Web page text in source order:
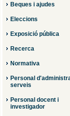
Beques i ajudes
Eleccions
Exposició pública
Recerca
Normativa
Personal
serveis
Personal docent i
investigador